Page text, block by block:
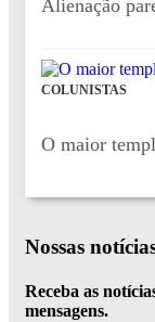
Alienação
COLUNISTAS
O maior
Nossas
Receba as
mensagens.